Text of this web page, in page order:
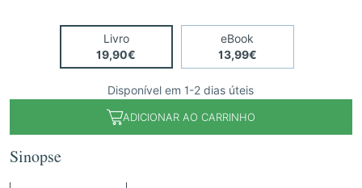
Livro
19,90€
eBook
13,99€
Disponível em 1-2 dias úteis
ADICIONAR AO CARRINHO
Sinopse